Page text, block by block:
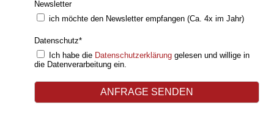
Newsletter
ich möchte den Newsletter empfangen (Ca. 4x im Jahr)
Datenschutz*
Ich habe die Datenschutzerklärung gelesen und willige in
die Datenverarbeitung ein.